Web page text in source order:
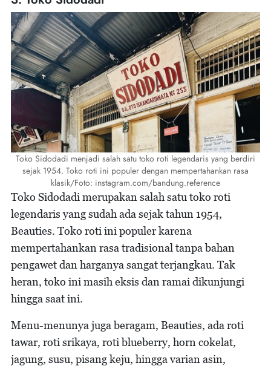
Toko Sidodadi menjadi salah satu toko roti legendaris yang berdiri
sejak 1954. Toko roti ini populer dengan mempertahankan rasa
klasik/Foto: instagram.com/bandung.reference
Toko Sidodadi merupakan salah satu toko roti
legendaris yang sudah ada sejak tahun 1954,
Beauties. Toko roti ini populer karena
mempertahankan rasa tradisional tanpa bahan
pengawet dan harganya sangat terjangkau. Tak
heran, toko ini masih eksis dan ramai dikunjungi
hingga saat ini.
Menu-menunya juga beragam, Beauties, ada roti
tawar, roti srikaya, roti blueberry, horn cokelat,
jagung, susu, pisang keju, hingga varian asin,